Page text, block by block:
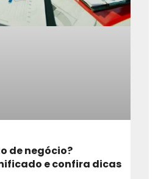
de negócio?
e confira dicas